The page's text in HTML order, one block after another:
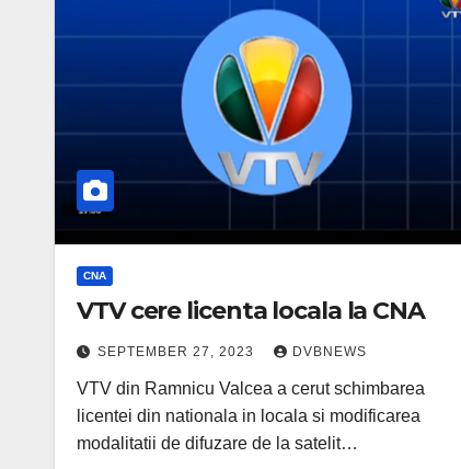
CNA
VTV cere licenta locala la CNA
SEPTEMBER 27, 2023 DVBNEWS
VTV din Ramnicu Valcea a cerut schimbarea
licentei din nationala in locala si modificarea
modalitatii de difuzare de la satelit…